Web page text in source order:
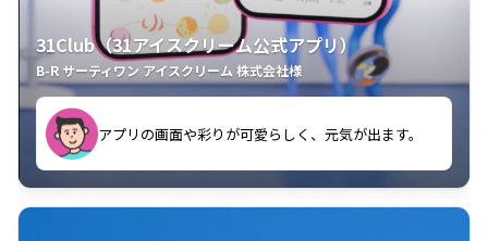
31Club（31アイスクリーム公式アプリ）
B-R サーティワン アイスクリーム 株式会社様
アプリの画面や彩りが可愛らしく、元気が出ます。
クラスごとに特典があるようなので使うのが楽しいで
す。